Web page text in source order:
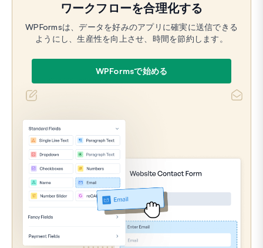
ワークフローを合理化する
WPFormsは、データを好みのアプリに確実に送信できる
ようにし、生産性を向上させ、時間を節約します。
WPFormsで始める